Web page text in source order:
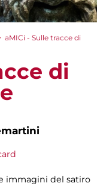
aMICi - Sulle tracce di
di
immagini del satiro